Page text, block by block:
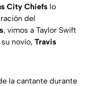
City Chiefs lo
del
, vimos a Taylor Swift
novio, Travis
la cantante durante